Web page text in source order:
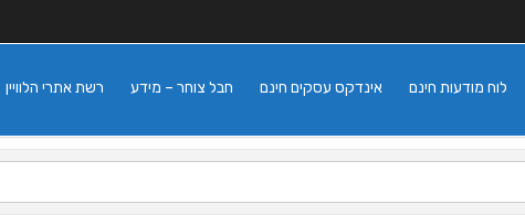
רשת אתרי הלוויין חבל צוחר – מידע אינדקס עסקים חינם לוח מודעות חינם